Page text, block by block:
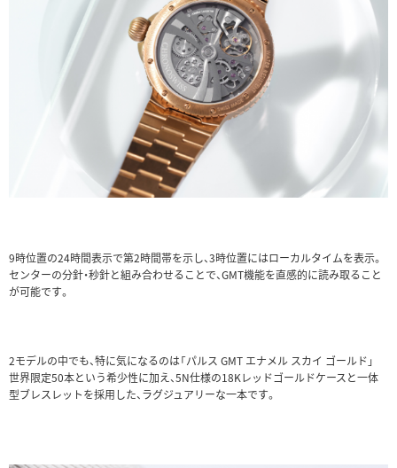
9時位置の24時間表示で第2時間帯を示し、3時位置にはローカルタイムを表示。
センターの分針・秒針と組み合わせることで、GMT機能を直感的に読み取ること
が可能です。
2モデルの中でも、特に気になるのは「パルス GMT エナメル スカイ ゴールド」
世界限定50本という希少性に加え、5N仕様の18Kレッドゴールドケースと一体
型ブレスレットを採用した、ラグジュアリーな一本です。